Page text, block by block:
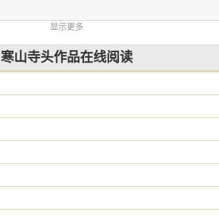
显示更多
寒山寺头作品在线阅读